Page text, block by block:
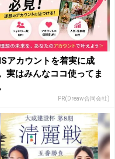
アカウントを着実に成
実はみんなココ使ってま
PR(Dreaw合同会社)